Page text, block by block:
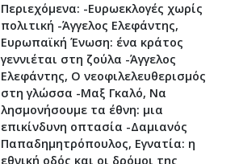
Περιεχόμενα: -Ευρωεκλογές χωρίς
πολιτική -Άγγελος Ελεφάντης,
Ευρωπαϊκή Ένωση: ένα κράτος
γεννιέται στη ζούλα -Άγγελος
Ελεφάντης, Ο νεοφιλελευθερισμός
στη γλώσσα -Μαξ Γκαλό, Να
λησμονήσουμε τα έθνη: μια
επικίνδυνη οπτασία -Δαμιανός
Παπαδημητρόπουλος, Εγνατία: η
εθνική οδός και οι δρόμοι της